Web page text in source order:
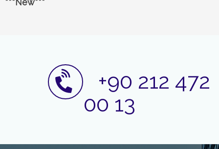
***New***
+90 212 472
00 13